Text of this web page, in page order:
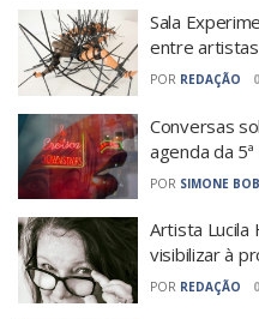
Sala
entre
POR REDAÇÃO 0
Conversas
agenda da
POR SIMONE
Artista Lucila
visibilizar à
POR REDAÇÃO 0